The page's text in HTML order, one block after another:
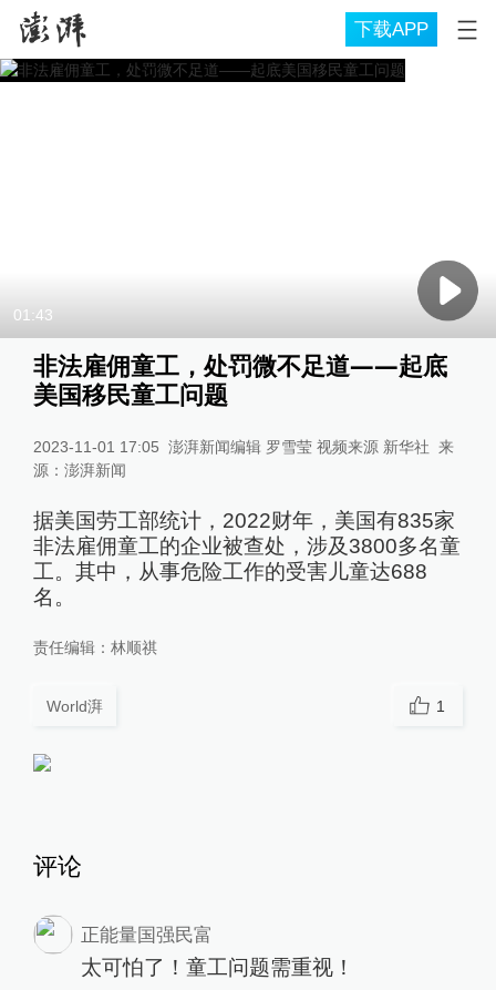
下载APP
01:43
非法雇佣童工，处罚微不足道——起底
美国移民童工问题
2023-11-01 17:05 澎湃新闻编辑 罗雪莹 视频来源 新华社 来
源： 澎湃新闻
据美国劳工部统计，2022财年，美国有835家
非法雇佣童工的企业被查处，涉及3800多名童
工。其中，从事危险工作的受害儿童达688
名。
责任编辑： 林顺祺
World湃 1
评论
正能量国强民富
太可怕了！童工问题需重视！